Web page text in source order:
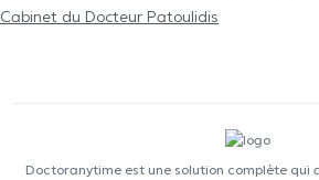
Cabinet du Docteur Patoulidis
Doctoranytime est une solution complète qui